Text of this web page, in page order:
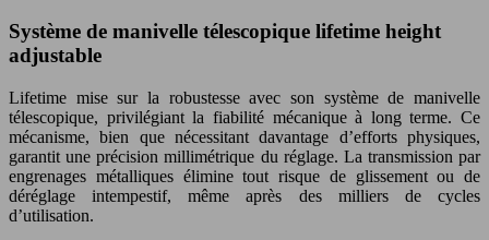
Système de manivelle télescopique lifetime height
adjustable
Lifetime mise sur la robustesse avec son système de manivelle
télescopique, privilégiant la fiabilité mécanique à long terme. Ce
mécanisme, bien que nécessitant davantage d’efforts physiques,
garantit une précision millimétrique du réglage. La transmission par
engrenages métalliques élimine tout risque de glissement ou de
déréglage intempestif, même après des milliers de cycles
d’utilisation.